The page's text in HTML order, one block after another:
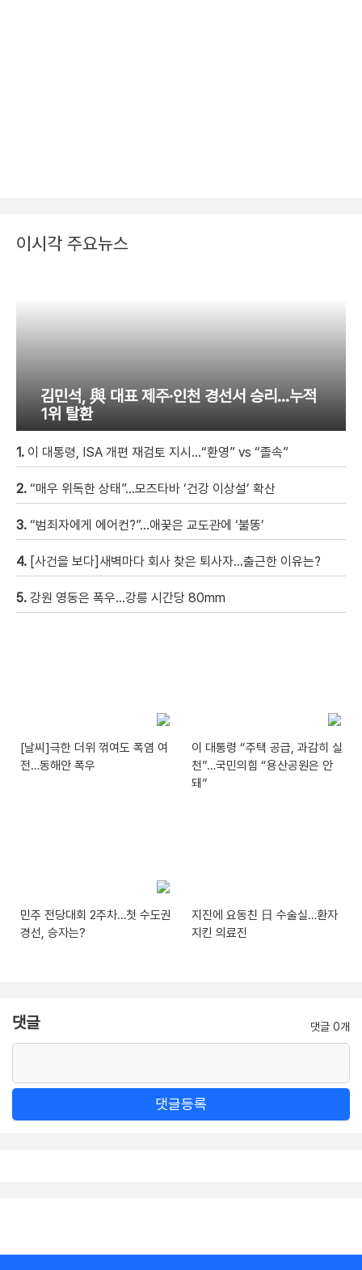
이시각 주요뉴스
김민석, 與 대표 제주·인천 경선서 승리…누적
1위 탈환
1. 이 대통령, ISA 개편 재검토 지시…“환영” vs “졸속”
2. “매우 위독한 상태”…모즈타바 ‘건강 이상설’ 확산
3. “범죄자에게 에어컨?”…애꿎은 교도관에 ‘불똥’
4. [사건을 보다]새벽마다 회사 찾은 퇴사자…출근한 이유는?
5. 강원 영동은 폭우…강릉 시간당 80mm
[날씨]극한 더위 꺾여도 폭염 여
전…동해안 폭우
이 대통령 “주택 공급, 과감히 실
천”…국민의힘 “용산공원은 안
돼”
민주 전당대회 2주차…첫 수도권
경선, 승자는?
지진에 요동친 日 수술실…환자
지킨 의료진
댓글 댓글 0개
댓글등록